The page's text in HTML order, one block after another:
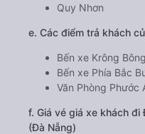
Quy Nhơn
e. Các điểm trả khách
Bến xe Krông Bông
Bến xe Phía Bắc
Văn Phòng Phước
f. Giá vé giá xe khách
(Đà Nẵng)